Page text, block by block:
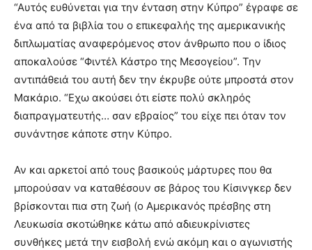
“Αυτός ευθύνεται για την ένταση στην Κύπρο” έγραφε σε
ένα από τα βιβλία του ο επικεφαλής της αμερικανικής
διπλωματίας αναφερόμενος στον άνθρωπο που ο ίδιος
αποκαλούσε “Φιντέλ Κάστρο της Μεσογείου”. Την
αντιπάθειά του αυτή δεν την έκρυβε ούτε μπροστά στον
Μακάριο. “Εχω ακούσει ότι είστε πολύ σκληρός
διαπραγματευτής… σαν εβραίος” του είχε πει όταν τον
συνάντησε κάποτε στην Κύπρο.
Αν και αρκετοί από τους βασικούς μάρτυρες που θα
μπορούσαν να καταθέσουν σε βάρος του Κίσινγκερ δεν
βρίσκονται πια στη ζωή (ο Αμερικανός πρέσβης στη
Λευκωσία σκοτώθηκε κάτω από αδιευκρίνιστες
συνθήκες μετά την εισβολή ενώ ακόμη και ο αγωνιστής